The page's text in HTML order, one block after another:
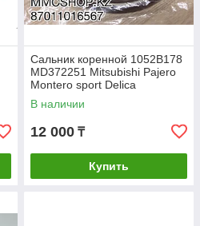
Сальник коренной 1052B178
MD372251 Mitsubishi Pajero
Montero sport Delica
Митсубиши Паджеро
Монтеро спорт
В наличии
12 000 ₸
Купить